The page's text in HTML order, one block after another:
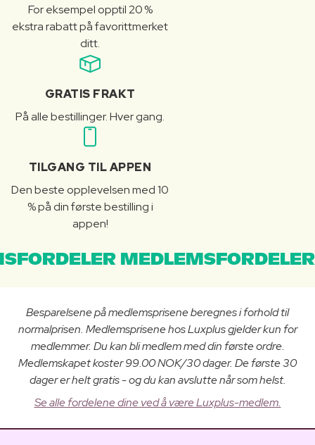
For eksempel opptil 20 %
ekstra rabatt på favorittmerket
ditt.
GRATIS FRAKT
På alle bestillinger. Hver gang.
TILGANG TIL APPEN
Den beste opplevelsen med 10
% på din første bestilling i
appen!
Besparelsene på medlemsprisene beregnes i forhold til
normalprisen. Medlemsprisene hos Luxplus gjelder kun for
medlemmer. Du kan bli medlem med din første ordre.
Medlemskapet koster 99.00 NOK/30 dager. De første 30
dager er helt gratis - og du kan avslutte når som helst.
Se alle fordelene dine ved å være Luxplus-medlem.